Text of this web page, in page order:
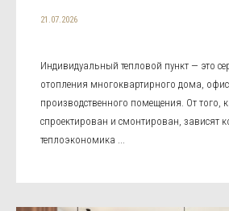
21.07.2026
Индивидуальный тепловой пункт — это
отопления многоквартирного дома,
производственного помещения. От того,
спроектирован и смонтирован, зависят
теплоэкономика ...